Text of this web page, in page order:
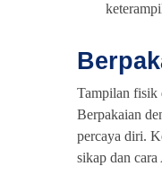
Tampilan fisik
Berpakaian
percaya diri.
sikap dan